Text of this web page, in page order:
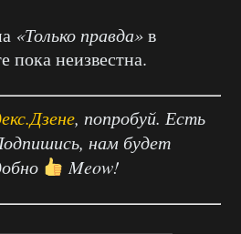
«Только правда»в
пока неизвестна.
, попробуй. Есть
нам будет
Meow!